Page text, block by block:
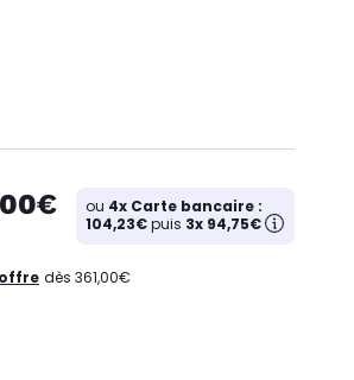
ou 4x Carte bancaire :
104,23€puis 3x 94,75€
dès 361,00€